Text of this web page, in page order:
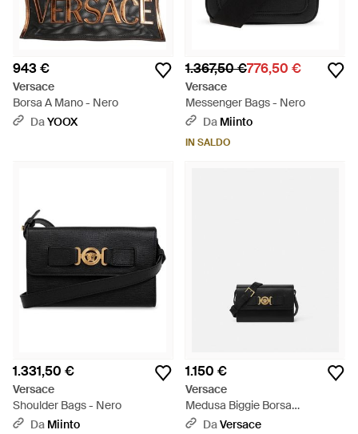
943 €
Versace
Borsa A Mano - Nero
DaYOOX
1.367,50 €776,50 €
Versace
Messenger Bags - Nero
Da Miinto
IN SALDO
1.331,50 €
Versace
Shoulder Bags - Nero
Da Miinto
1.150 €
Versace
Medusa Biggie Borsa
Messenger - Nero
DaVersace